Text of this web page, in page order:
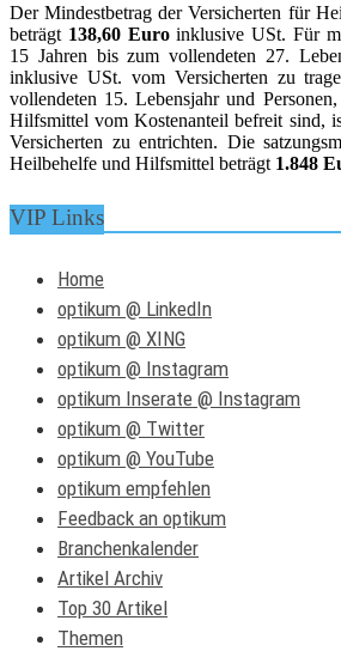
Der Mindestbetrag der Versicherten für
beträgt 138,60 Euroinklusive USt. Für
15 Jahren bis zum vollendeten 27.
inklusive USt. vom Versicherten zu
vollendeten 15. Lebensjahr und
Hilfsmittel vom Kostenanteil befreit sind,
Versicherten zu entrichten. Die
Heilbehelfe und Hilfsmittel beträgt 1.848
VIP Links
Home
optikum @ LinkedIn
optikum @ XING
optikum @ Instagram
optikum Inserate @ Instagram
optikum @ Twitter
optikum @ YouTube
optikum empfehlen
Feedback an optikum
Branchenkalender
Artikel Archiv
Top 30 Artikel
Themen